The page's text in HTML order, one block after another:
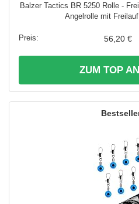
Balzer Tactics BR 5250 Rolle -
Angelrolle mit
56,20 €
ZUM TOP